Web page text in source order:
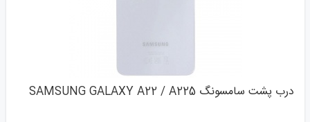
درب پشت سامسونگ SAMSUNG GALAXY A22 / A225